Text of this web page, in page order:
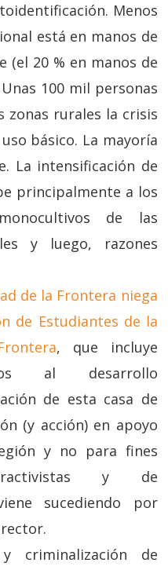
Menos
está en manos de
(el 20 % en manos de
100 mil personas
zonas rurales la crisis
básico. La mayoría
La intensificación de
principalmente a los
de las
y luego, razones
de la Frontera niega
de Estudiantes de la
, que incluye
al desarrollo
de esta casa de
(y acción) en apoyo
y no para fines
y de
sucediendo por
criminalización de